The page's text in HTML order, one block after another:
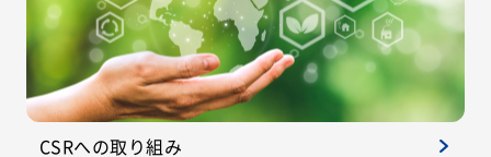
CSRへの取り組み